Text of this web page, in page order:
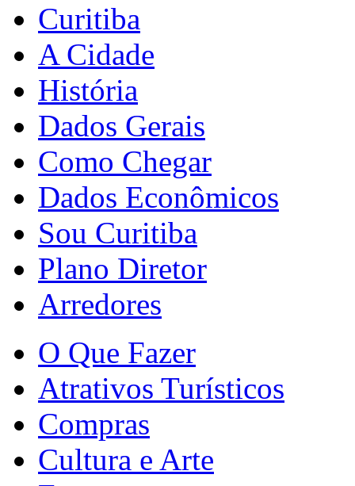
Curitiba
A Cidade
História
Dados Gerais
Como Chegar
Dados Econômicos
Sou Curitiba
Plano Diretor
Arredores
O Que Fazer
Atrativos Turísticos
Compras
Cultura e Arte